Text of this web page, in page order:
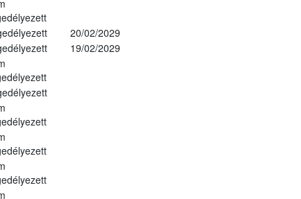
20/02/2029
19/02/2029